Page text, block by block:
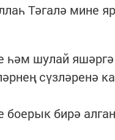
Тәгалә мине
һәм шулай
сүзләренә
боерык бирә